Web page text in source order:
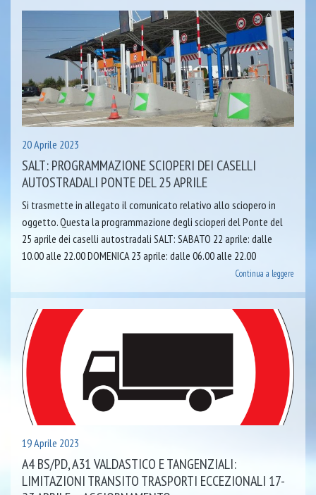
20 Aprile 2023
SALT: PROGRAMMAZIONE SCIOPERI DEI CASELLI
AUTOSTRADALI PONTE DEL 25 APRILE
Si trasmette in allegato il comunicato relativo allo sciopero in
oggetto. Questa la programmazione degli scioperi del Ponte del
25 aprile dei caselli autostradali SALT: SABATO 22 aprile: dalle
10.00 alle 22.00 DOMENICA 23 aprile: dalle 06.00 alle 22.00
Continua a leggere
19 Aprile 2023
A4 BS/PD, A31 VALDASTICO E TANGENZIALI:
LIMITAZIONI TRANSITO TRASPORTI ECCEZIONALI 17-